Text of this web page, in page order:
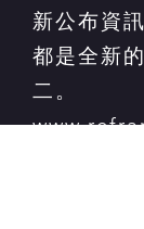
新公布資
都是全新
二。